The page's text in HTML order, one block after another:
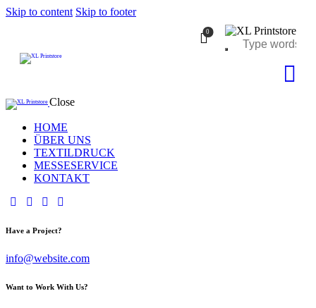
Skip to content Skip to footer
0
Close
HOME
ÜBER UNS
TEXTILDRUCK
MESSESERVICE
KONTAKT
Have a Project?
info@website.com
Want to Work With Us?